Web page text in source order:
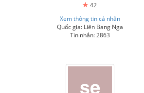
42
Xem thông tin cá nhân
Quốc gia: Liên Bang Nga
Tin nhắn: 2863